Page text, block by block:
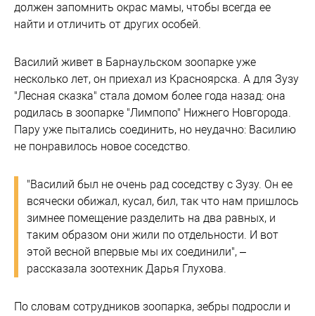
должен запомнить окрас мамы, чтобы всегда ее
найти и отличить от других особей.
Василий живет в Барнаульском зоопарке уже
несколько лет, он приехал из Красноярска. А для Зузу
"Лесная сказка" стала домом более года назад: она
родилась в зоопарке "Лимпопо" Нижнего Новгорода.
Пару уже пытались соединить, но неудачно: Василию
не понравилось новое соседство.
"Василий был не очень рад соседству с Зузу. Он ее
всячески обижал, кусал, бил, так что нам пришлось
зимнее помещение разделить на два равных, и
таким образом они жили по отдельности. И вот
этой весной впервые мы их соединили", –
рассказала зоотехник Дарья Глухова.
По словам сотрудников зоопарка, зебры подросли и